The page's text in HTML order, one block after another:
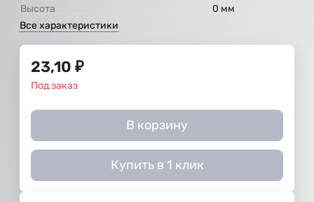
Высота
0 мм
Все характеристики
23,10 ₽
Под заказ
В корзину
Купить в 1 клик